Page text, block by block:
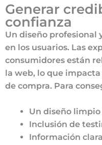
Generar
confianza
Un diseño profesional
en los usuarios. Las
consumidores están
la web, lo que
de compra. Para
Un diseño limpio
Inclusión de
Información